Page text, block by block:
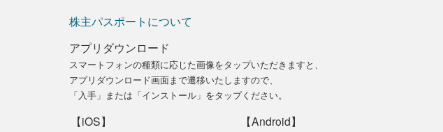
株主パスポートについて
アプリダウンロード
スマートフォンの種類に応じた画像をタップいただきますと、
アプリダウンロード画面まで遷移いたしますので、
「入手」または「インストール」をタップください。
【iOS】 【Android】